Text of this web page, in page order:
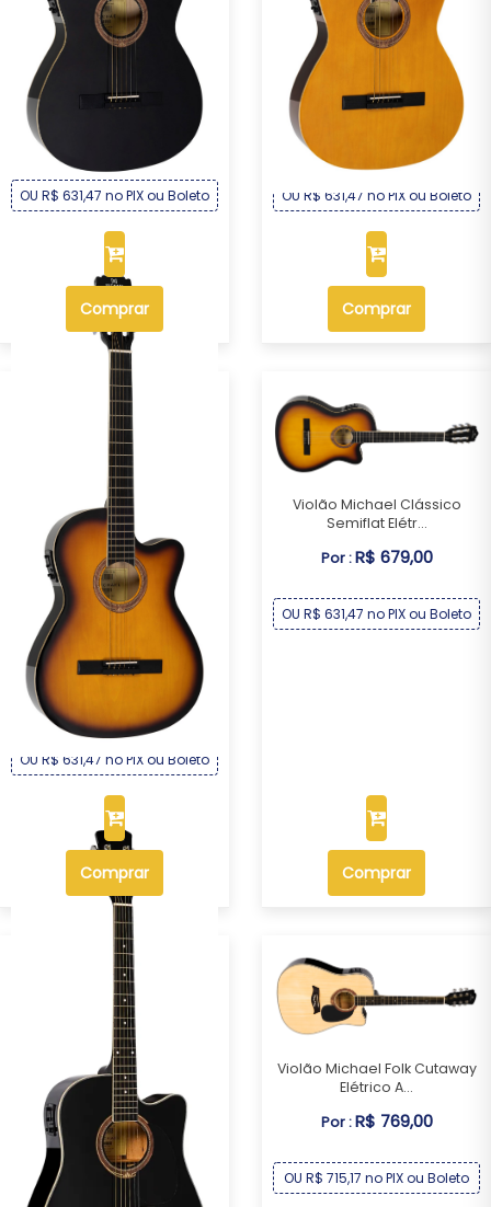
Violão Michael Clássico
Semiflat Elétr...
OU R$ 631,47 no PIX ou Boleto
Comprar
Violão Michael Clássico
Semiflat Elétr...
OU R$ 631,47 no PIX ou Boleto
Comprar
Violão Michael Clássico
Semiflat Elétr...
Por : R$ 679,00
OU R$ 631,47 no PIX ou Boleto
Comprar
Violão Michael Clássico
Semiflat Elétr...
Por :R$ 679,00
OU R$ 631,47 no PIX ou Boleto
Comprar
Violão Michael Folk Cutaway
Elétrico A...
Por :R$ 769,00
OU R$ 715,17 no PIX ou Boleto